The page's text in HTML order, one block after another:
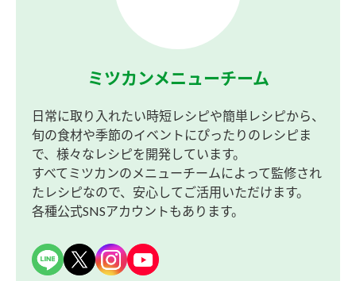
ミツカンメニューチーム
日常に取り入れたい時短レシピや簡単レシピから、
旬の食材や季節のイベントにぴったりのレシピま
で、様々なレシピを開発しています。
すべてミツカンのメニューチームによって監修され
たレシピなので、安心してご活用いただけます。
各種公式SNSアカウントもあります。